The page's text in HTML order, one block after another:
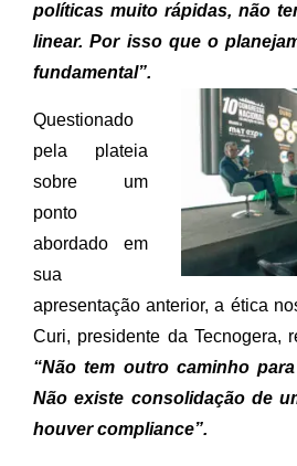
políticas muito rápidas, não
linear. Por isso que o
fundamental”.
Questionado
pela plateia
sobre um
ponto
abordado em
sua
apresentação anterior, a ética
Curi, presidente da Tecnogera,
“Não tem outro caminho
Não existe consolidação de
houver compliance”.